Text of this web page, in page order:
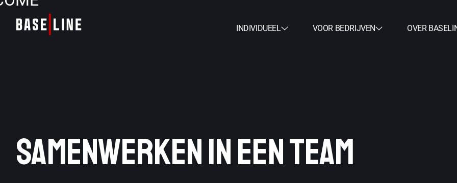
INDIVIDUEEL VOOR BEDRIJVEN OVER
SAMENWERKEN IN EEN TEAM